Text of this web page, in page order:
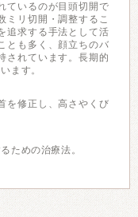
ているのが目頭切開で
ミリ切開・調整するこ
追求する手法として活
とも多く、顔立ちのバ
されています。長期的
ます。
を修正し、高さやくび
ための治療法。